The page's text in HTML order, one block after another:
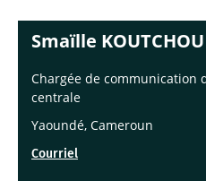
Smaïlle KOUTCHOU
Chargée de communication
centrale
Yaoundé, Cameroun
Courriel